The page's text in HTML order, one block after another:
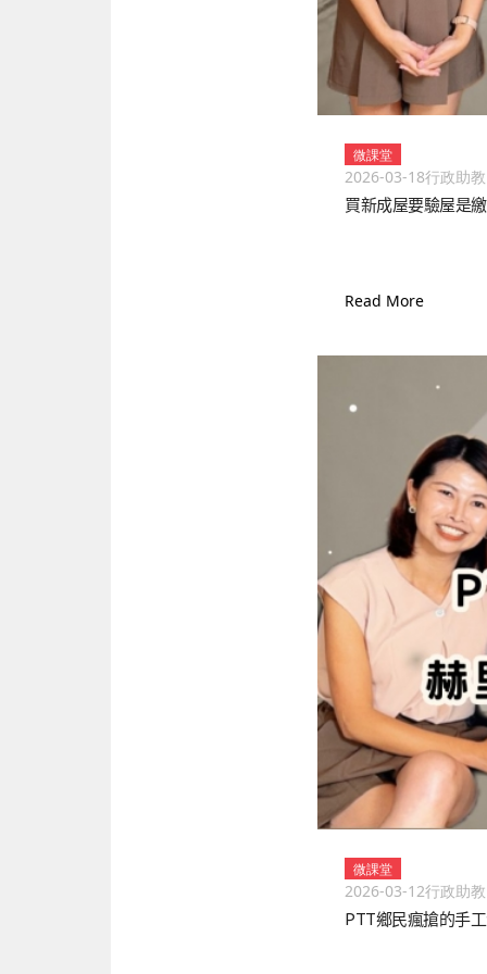
微課堂
2026-03-18行政助教
買新成屋要驗屋是
Read More
微課堂
2026-03-12行政助教
PTT鄉民瘋搶的手